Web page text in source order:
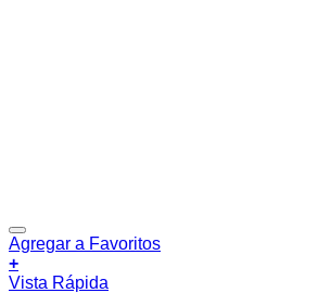
Agregar a Favoritos
+
Vista Rápida